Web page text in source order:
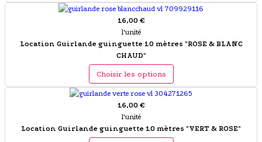
16,00 €
l'unité
Location Guirlande guinguette 10 mètres "ROSE & BLANC
CHAUD"
Choisir les options
16,00 €
l'unité
Location Guirlande guinguette 10 mètres "VERT & ROSE"